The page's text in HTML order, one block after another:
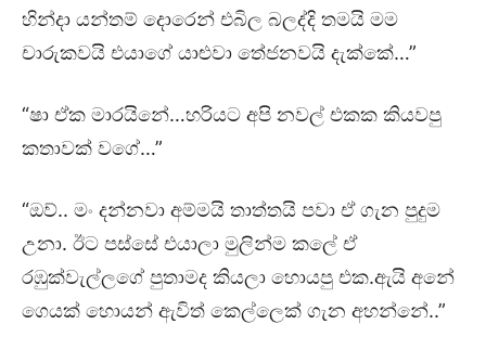
හින්දා යන්තම් දොරෙන් එබිල බලද්දි තමයි මම
චාරුකවයි එයාගේ යාළුවා තේජනවයි දැක්කේ…”
“ෂා ඒක මාරයිනේ…හරියට අපි නවල් එකක කියවපු
කතාවක් වගේ…”
“ඔව්.. මං දන්නවා අම්මයි තාත්තයි පවා ඒ ගැන පුදුම
උනා. ඊට පස්සේ එයාලා මුලින්ම කලේ ඒ
රඹුක්වැල්ලගේ පුතාමද කියලා හොයපු එක.ඇයි අනේ
ගෙයක් හොයන් ඇවිත් කෙල්ලෙක් ගැන අහන්නේ..”